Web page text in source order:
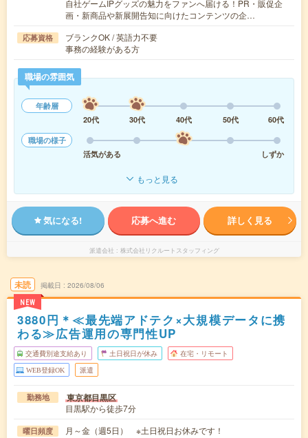
自社ゲームIPグッズの魅力をファンへ届ける！PR・販促企
画・新商品や新展開告知に向けたコンテンツの企…
応募資格
ブランクOK / 英語力不要
事務の経験がある方
職場の雰囲気
年齢層
20代
30代 40代 50代
60代
職場の様子
活気がある
しずか
もっと見る
気になる! 応募へ進む 詳しく見る
派遣会社 株式会社リクルートスタッフィング
未読
NEW
掲載日 2026/08/06
3880円＊≪最先端アドテク×大規模データに携
わる≫広告運用の専門性UP
交通費別途支給あり 土日祝日が休み 在宅・リモート
WEB登録OK 派遣
勤務地 東京都目黒区
目黒駅から徒歩7分
曜日頻度 月～金（週5日） ※土日祝日お休みです！